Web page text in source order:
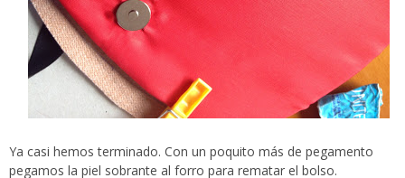
Ya casi hemos terminado. Con un poquito más de pegamento
pegamos la piel sobrante al forro para rematar el bolso.